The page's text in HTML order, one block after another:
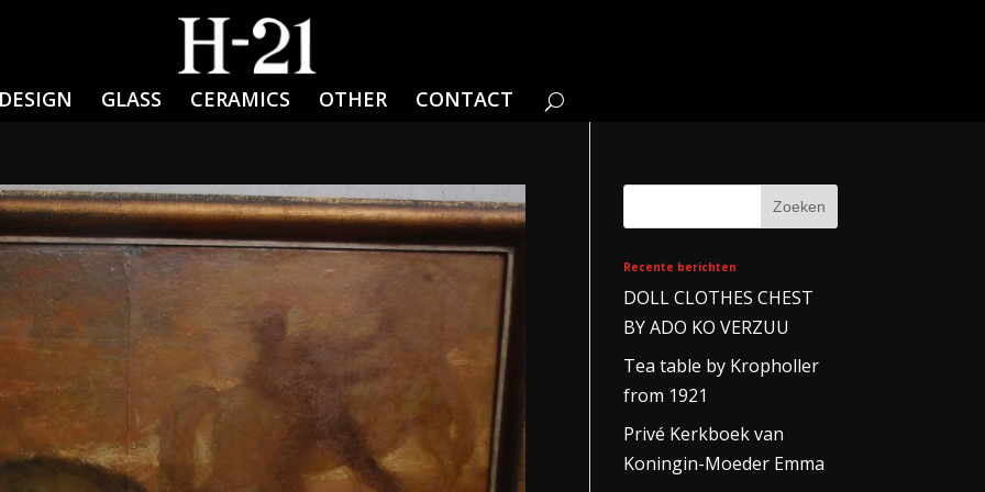
GLASS CERAMICS OTHER CONTACT
Recente berichten
DOLL CLOTHES CHEST
BY ADO KO VERZUU
Tea table by Kropholler
from 1921
Privé Kerkboek van
Koningin-Moeder Emma